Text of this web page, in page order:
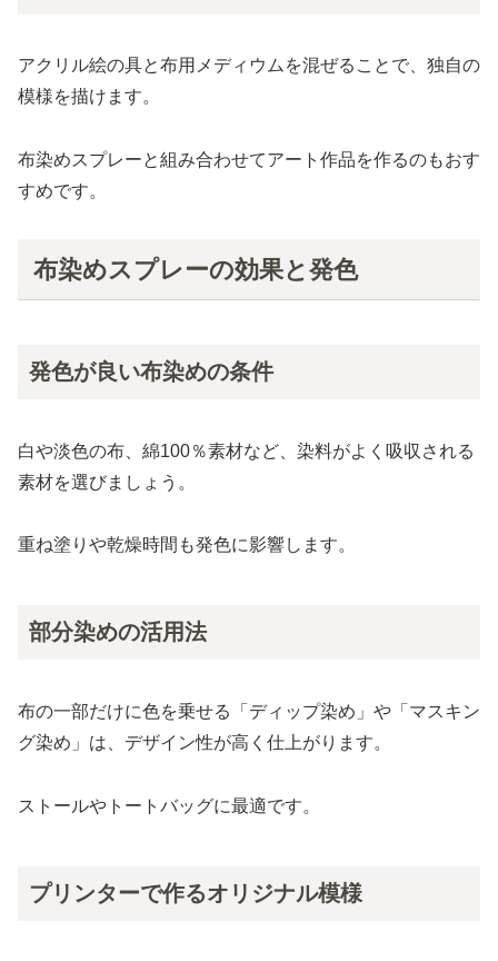
アクリル絵の具と布用メディウムを混ぜることで、独自の
模様を描けます。
布染めスプレーと組み合わせてアート作品を作るのもおす
すめです。
布染めスプレーの効果と発色
発色が良い布染めの条件
白や淡色の布、綿100％素材など、染料がよく吸収される
素材を選びましょう。
重ね塗りや乾燥時間も発色に影響します。
部分染めの活用法
布の一部だけに色を乗せる「ディップ染め」や「マスキン
グ染め」は、デザイン性が高く仕上がります。
ストールやトートバッグに最適です。
プリンターで作るオリジナル模様